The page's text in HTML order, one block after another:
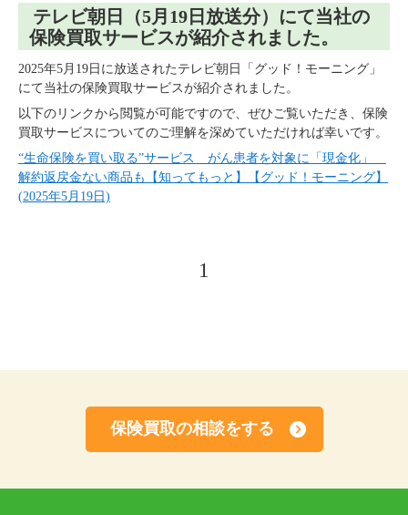
テレビ朝日（5月19日放送分）にて当社の
保険買取サービスが紹介されました。
2025年5月19日に放送されたテレビ朝日「グッド！モーニング」
にて当社の保険買取サービスが紹介されました。
以下のリンクから閲覧が可能ですので、ぜひご覧いただき、保険
買取サービスについてのご理解を深めていただければ幸いです。
“生命保険を買い取る”サービス がん患者を対象に「現金化」
解約返戻金ない商品も【知ってもっと】【グッド！モーニング】
(2025年5月19日)
1
保険買取の相談をする